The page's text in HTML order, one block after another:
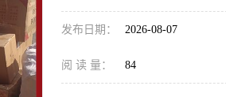
发布日期： 2026-08-07
阅 读 量： 84